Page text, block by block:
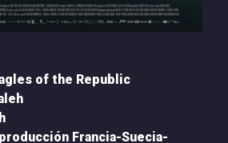
of the Republic
Francia-Suecia-